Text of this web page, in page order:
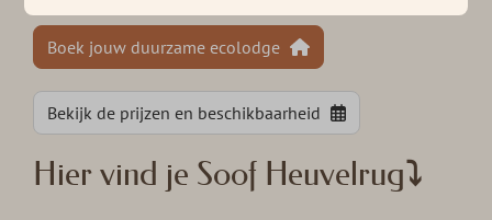
Boek jouw duurzame ecolodge
Bekijk de prijzen en beschikbaarheid
Hier vind je Soof Heuvelrug⤵